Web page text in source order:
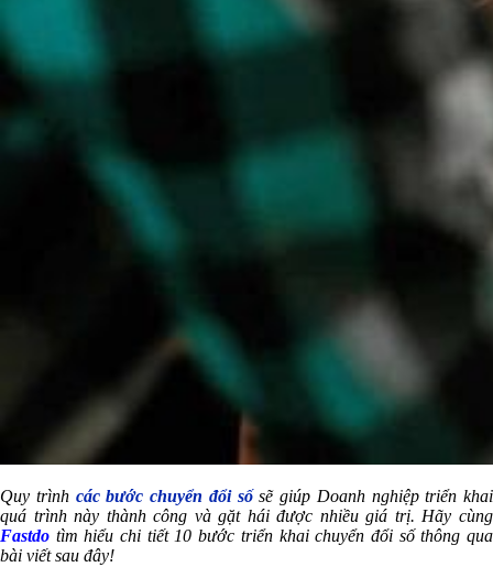
Quy trình các bước chuyển đổi sốsẽ giúp Doanh nghiệp triển khai
quá trình này thành công và gặt hái được nhiều giá trị. Hãy cùng
Fastdo tìm hiểu chi tiết 10 bước triển khai chuyển đổi số thông qua
bài viết sau đây!